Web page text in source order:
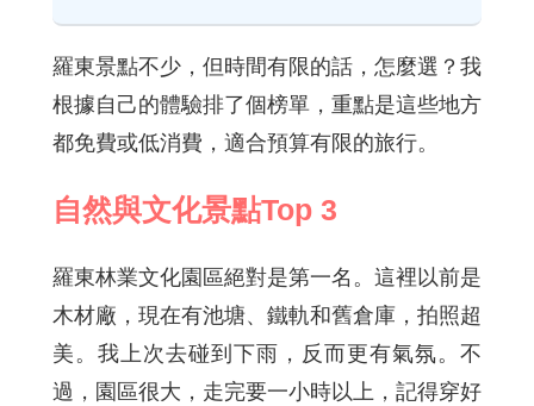
羅東景點不少，但時間有限的話，怎麼選？我
根據自己的體驗排了個榜單，重點是這些地方
都免費或低消費，適合預算有限的旅行。
自然與文化景點Top 3
羅東林業文化園區絕對是第一名。這裡以前是
木材廠，現在有池塘、鐵軌和舊倉庫，拍照超
美。我上次去碰到下雨，反而更有氣氛。不
過，園區很大，走完要一小時以上，記得穿好